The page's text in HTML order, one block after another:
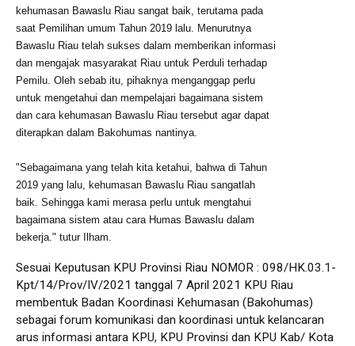
kehumasan Bawaslu Riau sangat baik, terutama pada
saat Pemilihan umum Tahun 2019 lalu. Menurutnya
Bawaslu Riau telah sukses dalam memberikan informasi
dan mengajak masyarakat Riau untuk Perduli terhadap
Pemilu. Oleh sebab itu, pihaknya menganggap perlu
untuk mengetahui dan mempelajari bagaimana sistem
dan cara kehumasan Bawaslu Riau tersebut agar dapat
diterapkan dalam Bakohumas nantinya.
"Sebagaimana yang telah kita ketahui, bahwa di Tahun
2019 yang lalu, kehumasan Bawaslu Riau sangatlah
baik. Sehingga kami merasa perlu untuk mengtahui
bagaimana sistem atau cara Humas Bawaslu dalam
bekerja." tutur Ilham.
Sesuai Keputusan KPU Provinsi Riau NOMOR : 098/HK.03.1-
Kpt/14/Prov/IV/2021 tanggal 7 April 2021 KPU Riau
membentuk Badan Koordinasi Kehumasan (Bakohumas)
sebagai forum komunikasi dan koordinasi untuk kelancaran
arus informasi antara KPU, KPU Provinsi dan KPU Kab/ Kota